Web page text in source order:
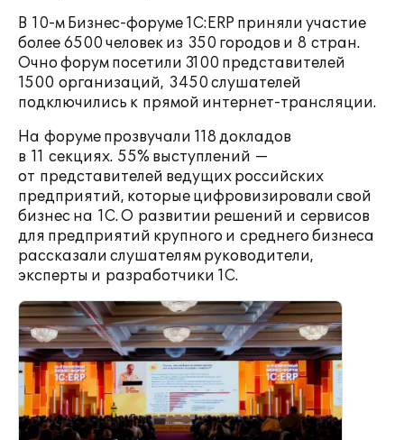
В 10-м Бизнес-форуме 1С:ERP приняли участие
более 6500 человек из 350 городов и 8 стран.
Очно форум посетили 3100 представителей
1500 организаций, 3450 слушателей
подключились к прямой интернет-трансляции.
На форуме прозвучали 118 докладов
в 11 секциях. 55% выступлений —
от представителей ведущих российских
предприятий, которые цифровизировали свой
бизнес на 1С. О развитии решений и сервисов
для предприятий крупного и среднего бизнеса
рассказали слушателям руководители,
эксперты и разработчики 1С.